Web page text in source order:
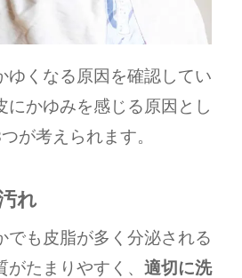
ゆくなる原因を確認してい
にかゆみを感じる原因とし
が考えられます。
れ
でも皮脂が多く分泌される
たまりやすく、 適切に洗